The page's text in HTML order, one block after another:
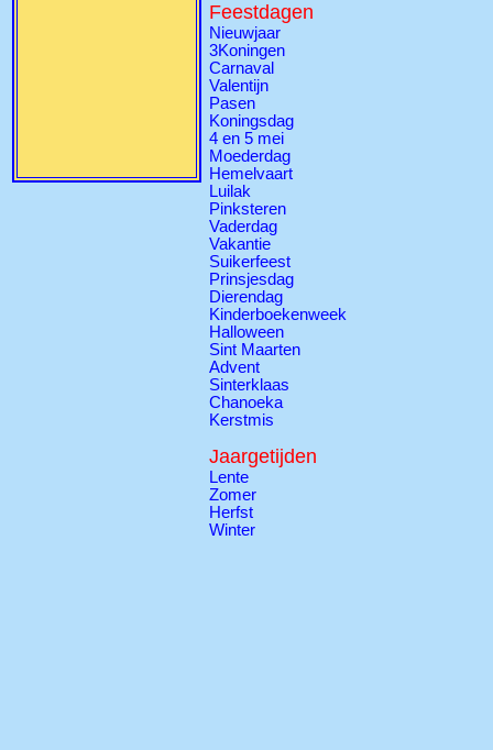
Feestdagen
Nieuwjaar
3Koningen
Carnaval
Valentijn
Pasen
Koningsdag
4 en 5 mei
Moederdag
Hemelvaart
Luilak
Pinksteren
Vaderdag
Vakantie
Suikerfeest
Prinsjesdag
Dierendag
Kinderboekenweek
Halloween
Sint Maarten
Advent
Sinterklaas
Chanoeka
Kerstmis
Jaargetijden
Lente
Zomer
Herfst
Winter